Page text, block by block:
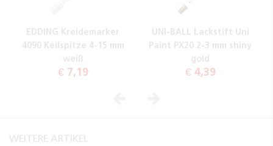
EDDING Kreidemarker
4090 Keilspitze 4-15 mm
weiß
€ 7,19
UNI-BALL Lackstift Uni
Paint PX20 2-3 mm shiny
gold
€ 4,39
WEITERE ARTIKEL